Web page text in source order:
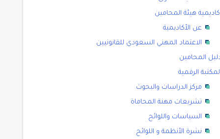
هيئة المحامين
عن الأكاديمية
الاعتماد المهني السعودي للقانونيين
المحامين
الرقمية
مركز الدراسات والبحوث
تشريعات مهنة المحاماة
السياسات واللوائح
نشرة الأنظمة و اللوائح